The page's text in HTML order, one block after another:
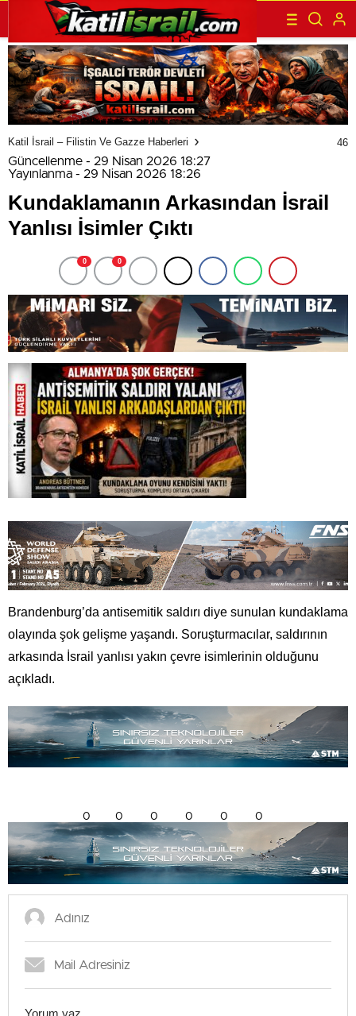
Katil İsrail – Filistin Ve Gazze Haberleri 46
Güncellenme - 29 Nisan 2026 18:27
Yayınlanma - 29 Nisan 2026 18:26
Kundaklamanın Arkasından İsrail
Yanlısı İsimler Çıktı
0 0
Brandenburg’da antisemitik saldırı diye sunulan kundaklama
olayında şok gelişme yaşandı. Soruşturmacılar, saldırının
arkasında İsrail yanlısı yakın çevre isimlerinin olduğunu
açıkladı.
0 0 0 0 0 0